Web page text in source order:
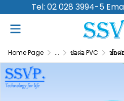
Tel: 02 028 3994-5
Home Page ... ข้อต่อ PVC ข้อต่อ